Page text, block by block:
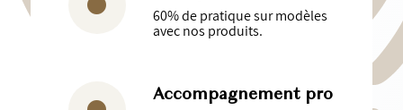
60% de pratique sur modèles
avec nos produits.
Accompagnement pro